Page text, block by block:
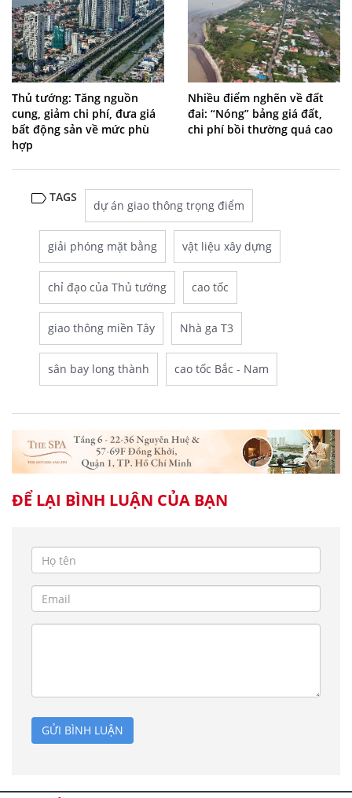
Thủ tướng: Tăng nguồn
cung, giảm chi phí, đưa giá
bất động sản về mức phù
hợp
Nhiều điểm nghẽn về đất
đai: “Nóng” bảng giá đất,
chi phí bồi thường quá cao
TAGS
dự án giao thông trọng điểm
giải phóng mặt bằng vật liệu xây dựng
chỉ đạo của Thủ tướng cao tốc
giao thông miền Tây Nhà ga T3
sân bay long thành cao tốc Bắc - Nam
ĐỂ LẠI BÌNH LUẬN CỦA BẠN
GỬI BÌNH LUẬN